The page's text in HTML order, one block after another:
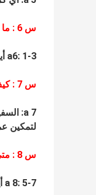
س 6
:
a6: 1-3 أيام لعينة أوامر.
س 7
:
a 7: السفينة ونحن دائما عن طريق الجو والبحر.
لتمكين
س 8
:
a 8: 5-7 أيام ل النقل الجوي، 3-5 أيام ل صريحة الدولي.